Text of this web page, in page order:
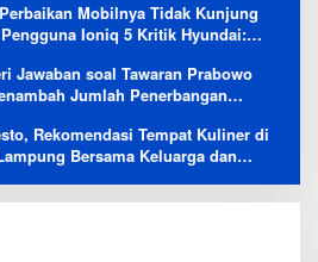
Mobilnya Tidak Kunjung
Ioniq 5 Kritik Hyundai:
Jawaban soal Tawaran Prabowo
Jumlah Penerbangan
Rekomendasi Tempat Kuliner di
Bersama Keluarga dan